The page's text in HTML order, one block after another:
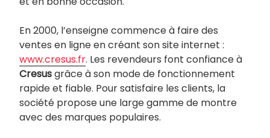
En 2000, l’enseigne commence à faire des
ventes en ligne en créant son site internet :
www.cresus.fr. Les revendeurs font confiance à
Cresusgrâce à son mode de fonctionnement
rapide et fiable. Pour satisfaire les clients, la
société propose une large gamme de montre
avec des marques populaires.